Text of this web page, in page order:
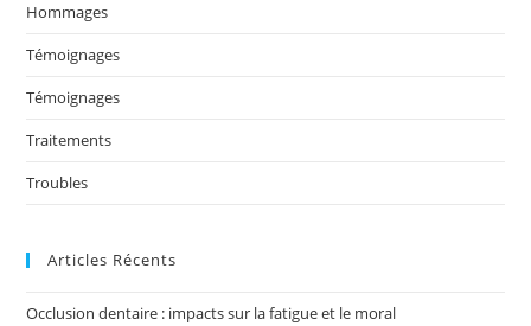
Hommages
Témoignages
Témoignages
Traitements
Troubles
Articles Récents
Occlusion dentaire : impacts sur la fatigue et le moral